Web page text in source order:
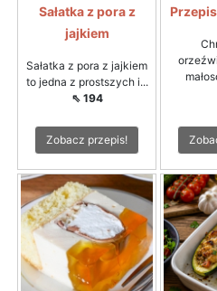
Sałatka z pora z
jajkiem
Sałatka z pora z jajkiem
to jedna z prostszych i...
⇖ 194
Zobacz przepis!